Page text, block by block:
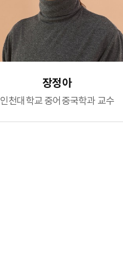
장정아
인천대학교 중어중국학과 교수